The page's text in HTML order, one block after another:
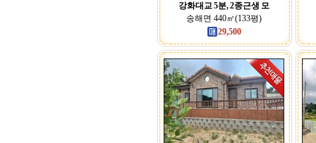
강화대교 5분, 2종근생 모
송해면 440㎡(133평)
29,500